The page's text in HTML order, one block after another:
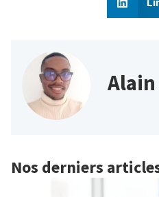
Nos derniers